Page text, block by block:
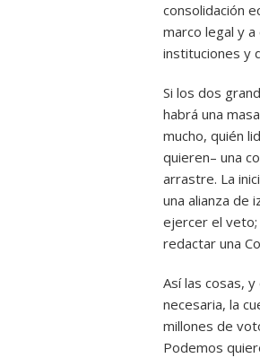
consolidación
marco legal y
instituciones y
Si los dos
habrá una
mucho, quién
quieren– una
arrastre. La
una alianza de
ejercer el veto;
redactar una
Así las cosas,
necesaria, la
millones de
Podemos